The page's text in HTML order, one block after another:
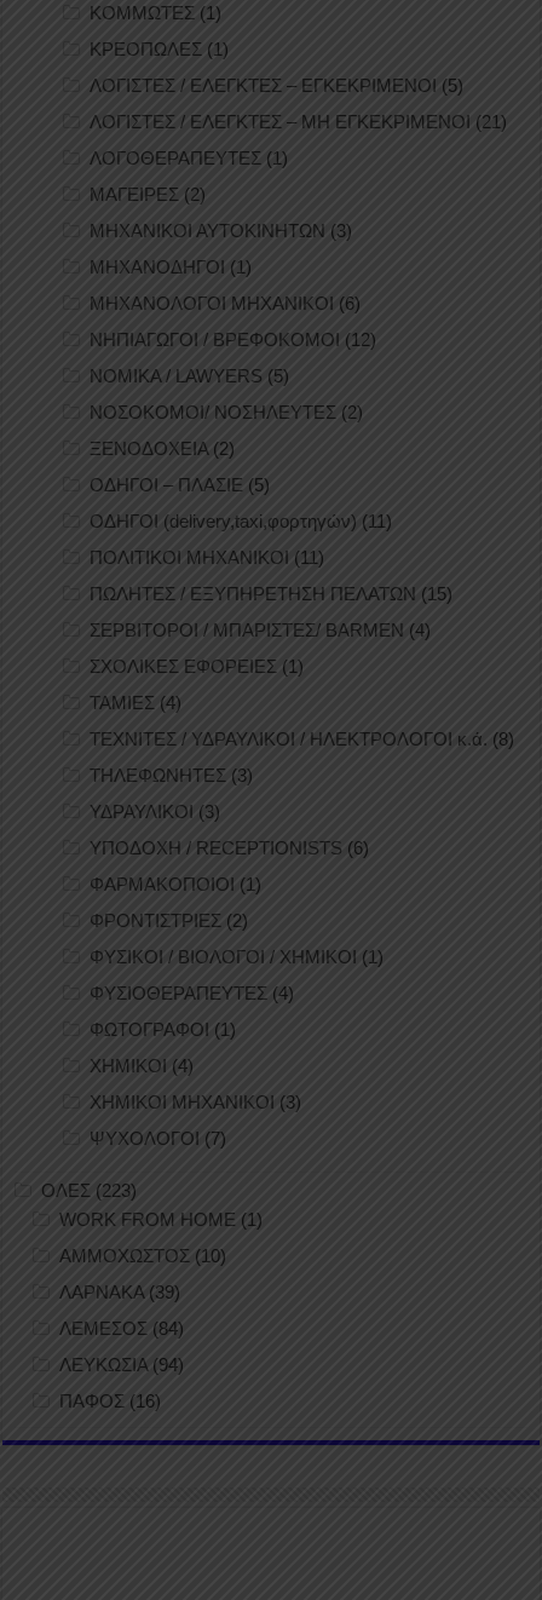
ΚΟΜΜΩΤΕΣ (1)
ΚΡΕΟΠΩΛΕΣ (1)
ΛΟΓΙΣΤΕΣ / ΕΛΕΓΚΤΕΣ – ΕΓΚΕΚΡΙΜΕΝΟΙ (5)
ΛΟΓΙΣΤΕΣ / ΕΛΕΓΚΤΕΣ – ΜΗ ΕΓΚΕΚΡΙΜΕΝΟΙ (21)
ΛΟΓΟΘΕΡΑΠΕΥΤΕΣ (1)
ΜΑΓΕΙΡΕΣ (2)
ΜΗΧΑΝΙΚΟΙ ΑΥΤΟΚΙΝΗΤΩΝ (3)
ΜΗΧΑΝΟΔΗΓΟΙ (1)
ΜΗΧΑΝΟΛΟΓΟΙ ΜΗΧΑΝΙΚΟΙ (6)
ΝΗΠΙΑΓΩΓΟΙ / ΒΡΕΦΟΚΟΜΟΙ (12)
ΝΟΜΙΚΑ / LAWYERS (5)
ΝΟΣΟΚΟΜΟΙ/ ΝΟΣΗΛΕΥΤΕΣ (2)
ΞΕΝΟΔΟΧΕΙΑ(2)
ΟΔΗΓΟΙ – ΠΛΑΣΙΕ (5)
ΟΔΗΓΟΙ (delivery,taxi,φορτηγών) (11)
ΠΟΛΙΤΙΚΟΙ ΜΗΧΑΝΙΚΟΙ (11)
ΠΩΛΗΤΕΣ / ΕΞΥΠΗΡΕΤΗΣΗ ΠΕΛΑΤΩΝ (15)
ΣΕΡΒΙΤΟΡΟΙ / ΜΠΑΡΙΣΤΕΣ/ BARMEN (4)
ΣΧΟΛΙΚΕΣ ΕΦΟΡΕΙΕΣ (1)
ΤΑΜΙΕΣ (4)
ΤΕΧΝΙΤΕΣ / ΥΔΡΑΥΛΙΚΟΙ / ΗΛΕΚΤΡΟΛΟΓΟΙ κ.ά. (8)
ΤΗΛΕΦΩΝΗΤΕΣ (3)
ΥΔΡΑΥΛΙΚΟΙ (3)
ΥΠΟΔΟΧΗ / RECEPTIONISTS (6)
ΦΑΡΜΑΚΟΠΟΙΟΙ (1)
ΦΡΟΝΤΙΣΤΡΙΕΣ (2)
ΦΥΣΙΚΟΙ / ΒΙΟΛΟΓΟΙ / ΧΗΜΙΚΟΙ (1)
ΦΥΣΙΟΘΕΡΑΠΕΥΤΕΣ (4)
ΦΩΤΟΓΡΑΦΟΙ (1)
ΧΗΜΙΚΟΙ (4)
ΧΗΜΙΚΟΙ ΜΗΧΑΝΙΚΟΙ (3)
ΨΥΧΟΛΟΓΟΙ (7)
ΟΛΕΣ (223)
WORK FROM HOME (1)
ΑΜΜΟΧΩΣΤΟΣ (10)
ΛΑΡΝΑΚΑ(39)
ΛΕΜΕΣΟΣ (84)
ΛΕΥΚΩΣΙΑ (94)
ΠΑΦΟΣ (16)